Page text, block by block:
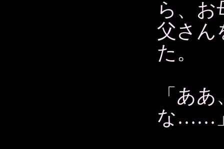
ら、お
父さん
た。
「あ
な……